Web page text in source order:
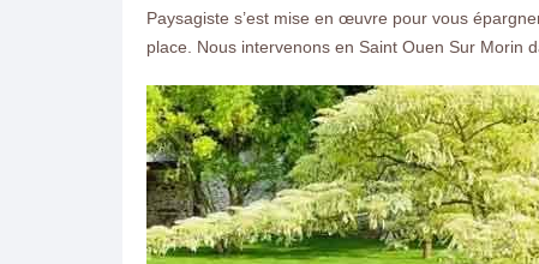
ON VOUS RAPPELLE GRATUITEMENT
Paysagiste s’est mise en œuvre pour vous
place. Nous intervenons en Saint Ouen Sur Morin